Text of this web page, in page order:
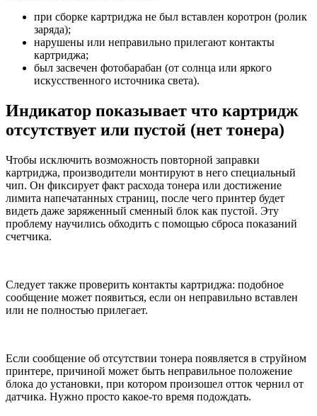
при сборке картриджа не был вставлен коротрон (ролик
заряда);
нарушены или неправильно прилегают контакты
картриджа;
был засвечен фотобарабан (от солнца или яркого
искусственного источника света).
Индикатор показывает что картридж
отсутствует или пустой (нет тонера)
Чтобы исключить возможность повторной заправки
картриджа, производители монтируют в него специальный
чип. Он фиксирует факт расхода тонера или достижение
лимита напечатанных страниц, после чего принтер будет
видеть даже заряженный сменный блок как пустой. Эту
проблему научились обходить с помощью сброса показаний
счетчика.
Следует также проверить контакты картриджа: подобное
сообщение может появиться, если он неправильно вставлен
или не полностью прилегает.
Если сообщение об отсутствии тонера появляется в струйном
принтере, причиной может быть неправильное положение
блока до установки, при котором произошел отток чернил от
датчика. Нужно просто какое-то время подождать.